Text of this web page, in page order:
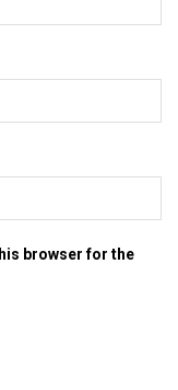
browser for the